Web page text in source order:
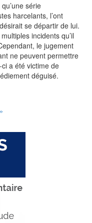
série
harcelants, l’ont
se départir de lui.
incidents qu’il
le jugement
ne peuvent permettre
a été victime de
déguisé.